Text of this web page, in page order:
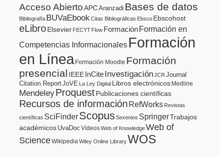
Acceso AbiertoAPCAranzadi Bases de datos
Bibliografía BUVaEbook Citas Bibliográficas Ebsco Ebscohost
eLibroElsevier FECYT Flow FormaciónFormación en
Competencias Informacionales Formación
en Línea Formación Moodle Formación
presencial IEEE InCiteInvestigaciónJCR Journal
Citation ReportJoVE La Ley Digital Libros electrónicos Medline
MendeleyProquestPublicaciones científicas
Recursos de información RefWorks Revistas
científicas SciFinderScopusSexenios SpringerTrabajos
académicos UvaDoc VídeosWeb of KnowledgeWeb of
ScienceWikipedia Wiley Online LibraryWOS